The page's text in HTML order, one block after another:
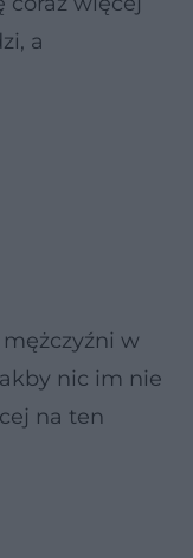
a
w
nic im nie
na ten